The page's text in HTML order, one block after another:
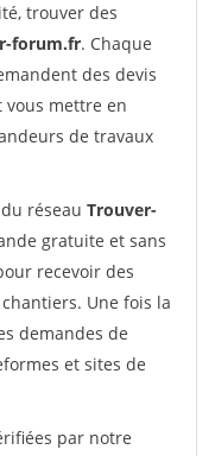
trouver des
forum.fr. Chaque
des devis
vous mettre en
de travaux
réseau Trouver-
gratuite et sans
recevoir des
Une fois la
demandes de
et sites de
par notre